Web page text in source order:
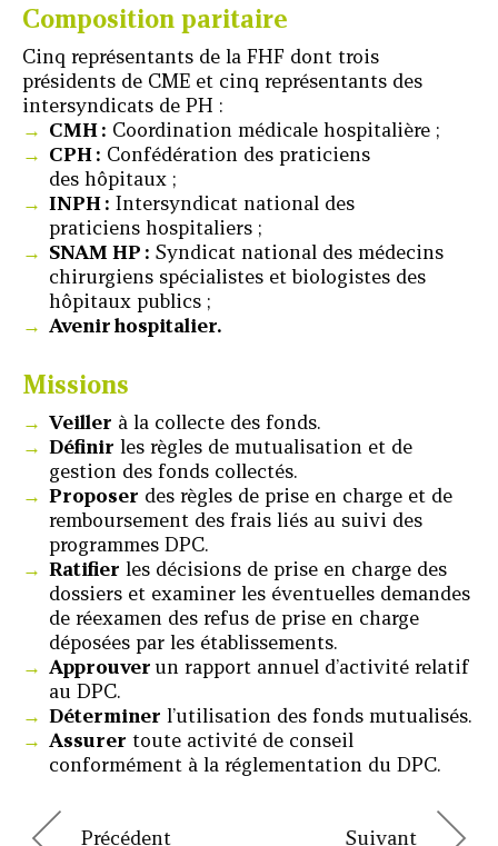
Composition paritaire
Cinq représentants de la FHF dont trois
présidents de CME et cinq représentants des
intersyndicats de PH :
CMH : Coordination médicale hospitalière ;
CPH : Confédération des praticiens
des hôpitaux ;
INPH : Intersyndicat national des
praticiens hospitaliers ;
SNAM HP : Syndicat national des médecins
chirurgiens spécialistes et biologistes des
hôpitaux publics ;
Avenir hospitalier.
Missions
Veiller à la collecte des fonds.
Définir les règles de mutualisation et de
gestion des fonds collectés.
Proposer des règles de prise en charge et de
remboursement des frais liés au suivi des
programmes DPC.
Ratifier les décisions de prise en charge des
dossiers et examiner les éventuelles demandes
de réexamen des refus de prise en charge
déposées par les établissements.
Approuverun rapport annuel d’activité relatif
au DPC.
Déterminer l’utilisation des fonds mutualisés.
Assurer toute activité de conseil
conformément à la réglementation du DPC.